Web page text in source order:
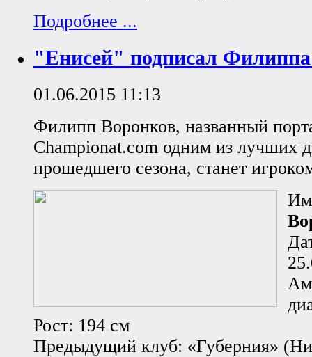
Подробнее ...
"Енисей" подписал
01.06.2015 11:13
Филипп Воронков, названный
Championat.com одним из лучших
прошедшего сезона, станет
Рост: 194 см
Предыдущий клуб: «Губерния»